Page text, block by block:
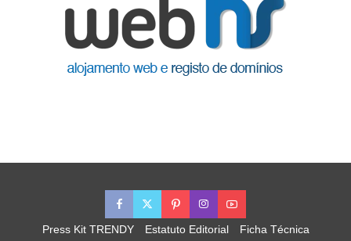
Press Kit TRENDY Estatuto Editorial Ficha Técnica